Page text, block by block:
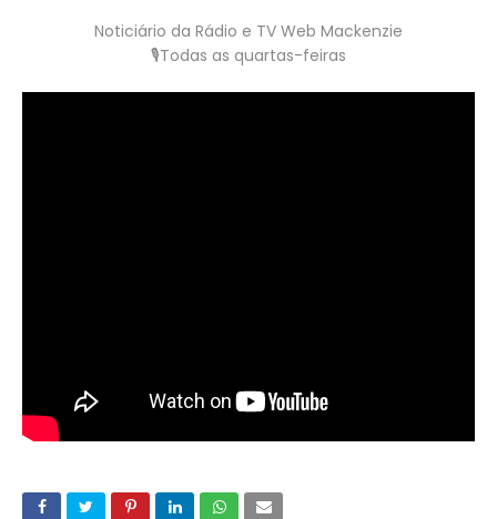
Noticiário da Rádio e TV Web Mackenzie
🎙️Todas as quartas-feiras